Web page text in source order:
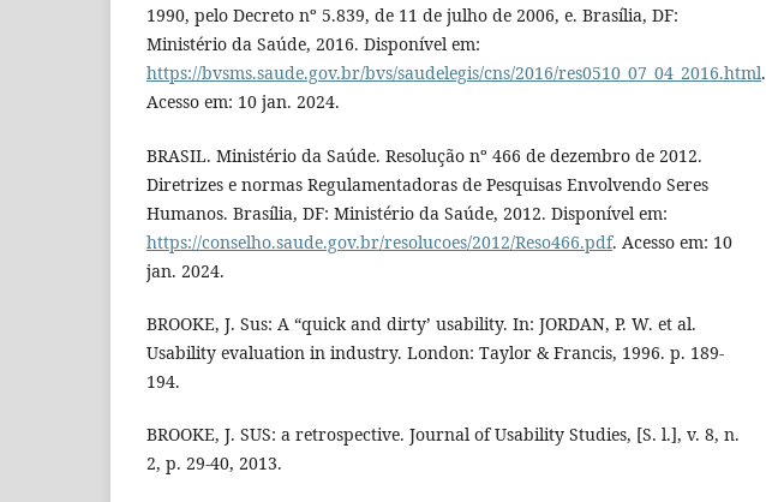
1990, pelo Decreto nº 5.839, de 11 de julho de 2006, e. Brasília, DF:
Ministério da Saúde, 2016. Disponível em:
https://bvsms.saude.gov.br/bvs/saudelegis/cns/2016/res0510_07_04_2016.html.
Acesso em: 10 jan. 2024.
BRASIL. Ministério da Saúde. Resolução nº 466 de dezembro de 2012.
Diretrizes e normas Regulamentadoras de Pesquisas Envolvendo Seres
Humanos. Brasília, DF: Ministério da Saúde, 2012. Disponível em:
https://conselho.saude.gov.br/resolucoes/2012/Reso466.pdf. Acesso em: 10
jan. 2024.
BROOKE, J. Sus: A “quick and dirty’ usability. In: JORDAN, P. W. et al.
Usability evaluation in industry. London: Taylor & Francis, 1996. p. 189-
194.
BROOKE, J. SUS: a retrospective. Journal of Usability Studies, [S. l.], v. 8, n.
2, p. 29-40, 2013.